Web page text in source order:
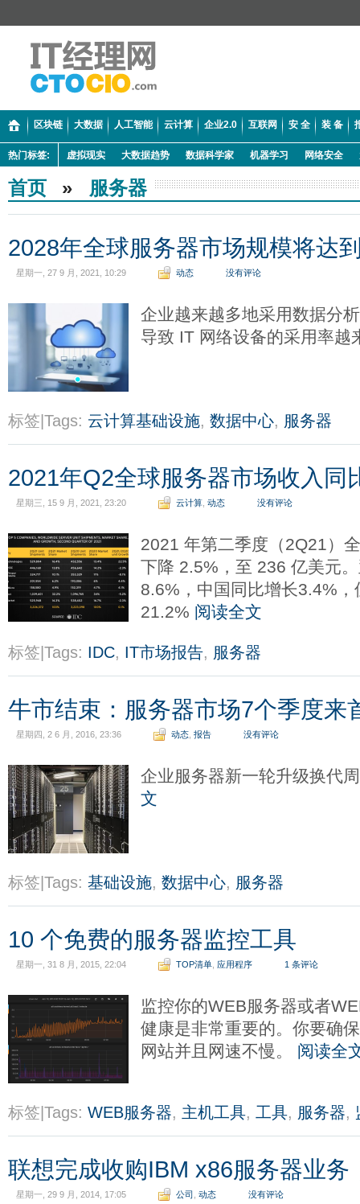
区块链 大数据 人工智能 云计算 企业2.0 互联网 安 全 装 备
热门标签: 虚拟现实 大数据趋势 数据科学家 机器学习 网络安全
首页 » 服务器
2028年全球服务器市场规模将达
星期一, 27 9 月, 2021, 10:29 动态 没有评论
企业越来越多地采用数据分
导致 IT 网络设备的采用率越
标签|Tags: 云计算基础设施, 数据中心, 服务器
2021年Q2全球服务器市场收入同
星期三, 15 9 月, 2021, 23:20 云计算 动态 没有评论
2021 年第二季度（2Q21）
下降 2.5%，至 236 亿美元
8.6%，中国同比增长3.4%
21.2% 阅读全文
标签|Tags: IDC, IT市场报告, 服务器
牛市结束：服务器市场7个季度来
星期四, 2 6 月, 2016, 23:36 动态 报告 没有评论
企业服务器新一轮升级换代
文
标签|Tags: 基础设施, 数据中心, 服务器
10 个免费的服务器监控工具
星期一, 31 8 月, 2015, 22:04 TOP清单 应用程序 1 条评论
监控你的WEB服务器或者
健康是非常重要的。你要确
网站并且网速不慢。 阅读全
标签|Tags: WEB服务器, 主机工具, 工具, 服务器,
联想完成收购IBM x86服务器业务
星期一, 29 9 月, 2014, 17:05 公司 动态 没有评论